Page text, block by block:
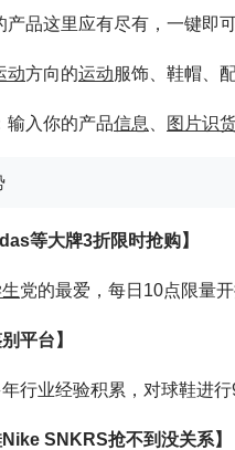
产品这里应有尽有，一键即
动方向的运动服饰、鞋帽、
输入你的产品信息 图片识
等大牌3折限时抢购】
党的最爱，每日10点限量
平台】
行业经验积累，对球鞋进行
Nike SNKRS抢不到没关系】